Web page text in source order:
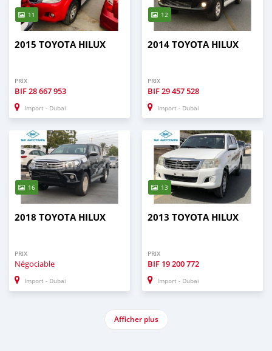
11
2015 TOYOTA HILUX
PRIX
BIF28 667 953
Import - Dubai
12
2014 TOYOTA HILUX
PRIX
BIF29 457 528
Import - Dubai
16
2018 TOYOTA HILUX
PRIX
Négociable
Import - Dubai
13
2013 TOYOTA HILUX
PRIX
BIF 19 200 772
Import - Dubai
Afficher plus